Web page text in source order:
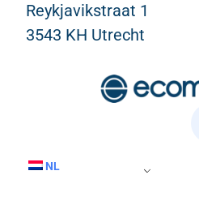
Reykjavikstraat 1
3543 KH Utrecht
NL